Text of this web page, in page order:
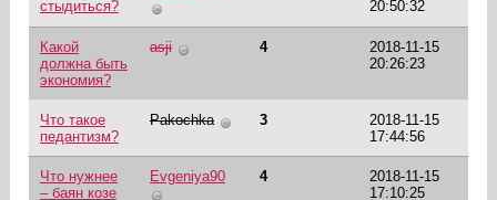
стыдиться?
20:50:32
Какой
должна быть
экономия?
asji 4
2018-11-15
20:26:23
Что такое
педантизм?
Pakochka 3
2018-11-15
17:44:56
Что нужнее
– баян козе
Evgeniya90 4
2018-11-15
17:10:25